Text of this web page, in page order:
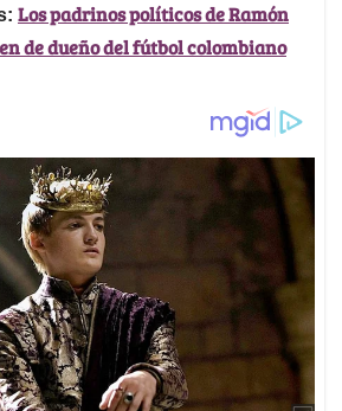
Los padrinos políticos de Ramón
de dueño del fútbol colombiano